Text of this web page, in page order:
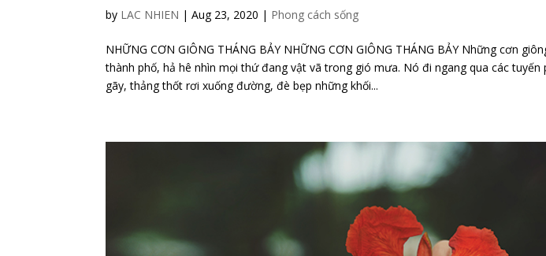
by LAC NHIEN |Aug 23, 2020 | Phong cách sống
NHỮNG CƠN GIÔNG THÁNG BẢY NHỮNG CƠN GIÔNG THÁNG BẢY Những cơn
thành phố, hả hê nhìn mọi thứ đang vật vã trong gió mưa. Nó đi ngang qua các
gãy, thảng thốt rơi xuống đường, đè bẹp những khối...